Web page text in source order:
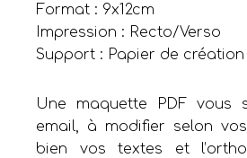
Format : 9x12cm
Impression : Recto/Verso
Support : Papier de
Une maquette PDF vous
email, à modifier selon
bien vos textes et